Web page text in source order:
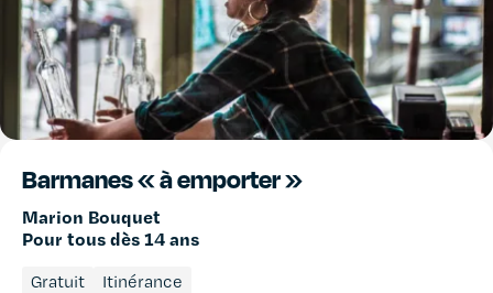
Barmanes « à emporter »
Marion Bouquet
Pour tous dès 14 ans
Gratuit Itinérance